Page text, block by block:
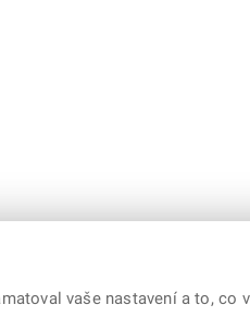
vaše nastavení a to, co